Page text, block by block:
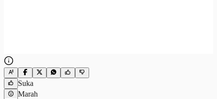
Suka
Marah